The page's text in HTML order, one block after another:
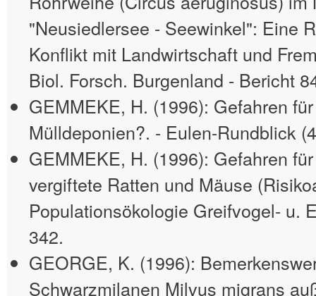
"Neusiedlersee - Seewinkel": Eine
Konflikt mit Landwirtschaft und
Biol. Forsch. Burgenland - Bericht
GEMMEKE, H. (1996): Gefahren
Mülldeponien?. - Eulen-Rundblick
GEMMEKE, H. (1996): Gefahren
vergiftete Ratten und Mäuse
Populationsökologie Greifvogel- u.
342.
GEORGE, K. (1996):
Schwarzmilanen Milvus migrans